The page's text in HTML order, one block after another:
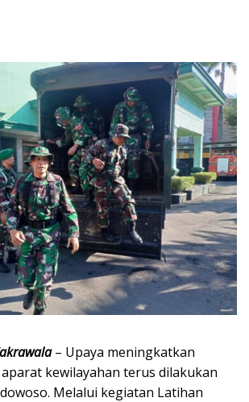
– Upaya meningkatkan
kewilayahan terus dilakukan
Melalui kegiatan Latihan